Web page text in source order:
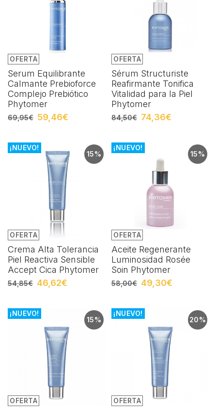
OFERTA
Serum Equilibrante
Calmante Prebioforce
Complejo Prebiótico
Phytomer
69,95€ 59,46€
OFERTA
Sérum Structuriste
Reafirmante Tonifica
Vitalidad para la Piel
Phytomer
84,50€ 74,36€
15%
OFERTA
¡NUEVO!
Crema Alta Tolerancia
Piel Reactiva Sensible
Accept Cica Phytomer
54,85€ 46,62€
15%
OFERTA
¡NUEVO!
Aceite Regenerante
Luminosidad Rosée
Soin Phytomer
58,00€ 49,30€
15%
OFERTA
¡NUEVO!
20%
OFERTA
¡NUEVO!